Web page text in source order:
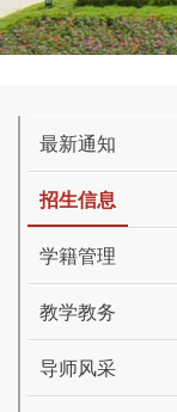
最新通知
招生信息
学籍管理
教学教务
导师风采